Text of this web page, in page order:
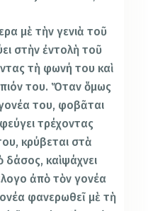
μὲ τὴν γενιὰ τοῦ
στὴν ἐντολὴ τοῦ
τὴ φωνή του καὶ
του. Ὅταν ὅμως
του, φοβᾶται
τρέχοντας
κρύβεται στὰ
δάσος, καὶ ψάχνει
ἀπὸ τὸν γονέα
φανερωθεῖ μὲ τὴ